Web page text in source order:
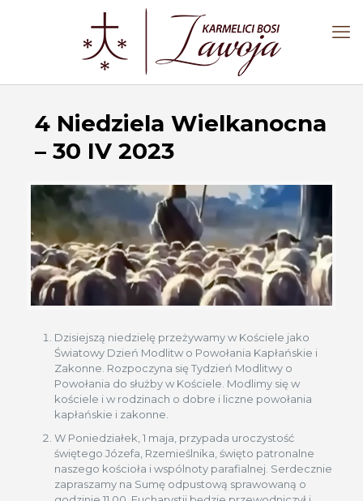
4 Niedziela Wielkanocna
– 30 IV 2023
Dzisiejszą niedzielę przeżywamy w Kościele jako
Światowy Dzień Modlitw o Powołania Kapłańskie i
Zakonne. Rozpoczyna się Tydzień Modlitwy o
Powołania do służby w Kościele. Modlimy się w
kościele i w rodzinach o dobre i liczne powołania
kapłańskie i zakonne.
W Poniedziałek, 1 maja, przypada uroczystość
świętego Józefa, Rzemieślnika, święto patronalne
naszego kościoła i wspólnoty parafialnej. Serdecznie
zapraszamy na Sumę odpustową sprawowaną o